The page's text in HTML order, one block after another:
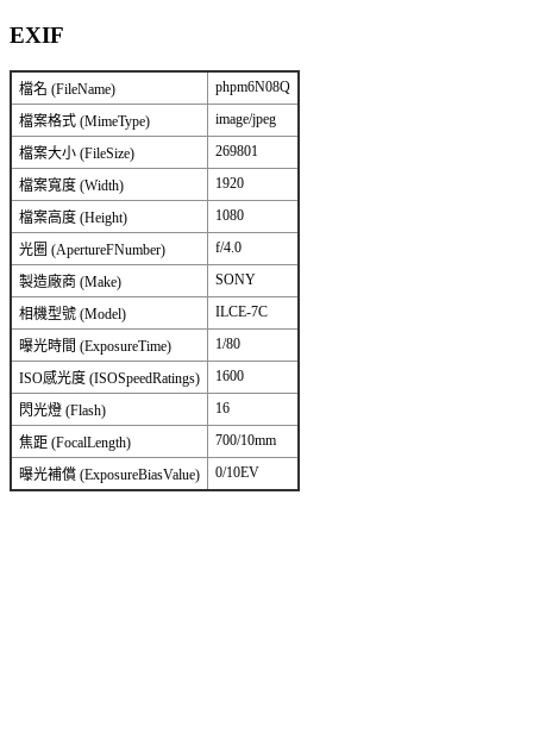
EXIF
檔名 (FileName) phpm6N08Q
檔案格式 (MimeType) image/jpeg
檔案大小 (FileSize) 269801
檔案寬度 (Width) 1920
檔案高度 (Height) 1080
光圈 (ApertureFNumber) f/4.0
製造廠商 (Make) SONY
相機型號 (Model) ILCE-7C
曝光時間 (ExposureTime) 1/80
ISO感光度 (ISOSpeedRatings) 1600
閃光燈 (Flash) 16
焦距 (FocalLength) 700/10mm
曝光補償 (ExposureBiasValue) 0/10EV